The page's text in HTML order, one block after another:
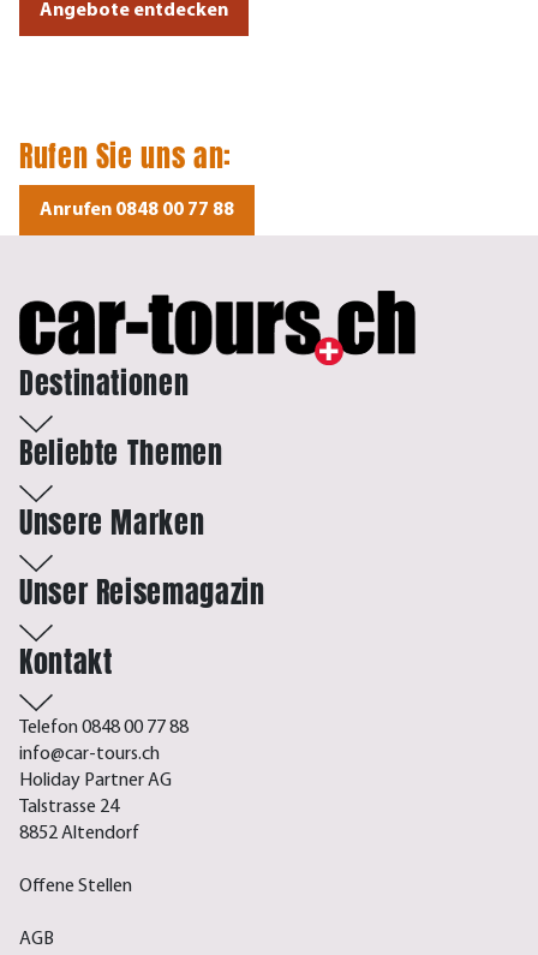
Angebote entdecken
Rufen Sie uns an:
Anrufen 0848 00 77 88
Destinationen
Beliebte Themen
Unsere Marken
Unser Reisemagazin
Kontakt
Telefon 0848 00 77 88
info@car-tours.ch
Holiday Partner AG
Talstrasse 24
8852 Altendorf
Offene Stellen
AGB